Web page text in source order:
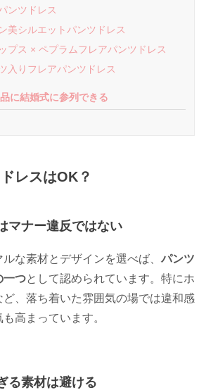
ンツドレス
美シルエットパンツドレス
プス × ペプラムフレアパンツドレス
入りフレアパンツドレス
に結婚式に参列できる
レスはOK？
マナー違反ではない
な素材とデザインを選べば、 パンツ
一つとして認められています。特にホ
、落ち着いた雰囲気の場では違和感
高まっています。
る素材は避ける